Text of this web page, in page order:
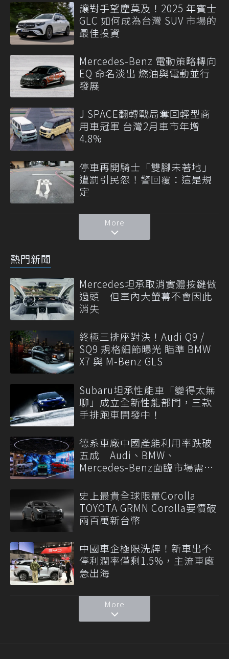
讓對手望塵莫及！2025 年賓士
GLC 如何成為台灣 SUV 市場的
最佳投資
Mercedes-Benz 電動策略轉向
EQ 命名淡出 燃油與電動並行
發展
J SPACE翻轉戰局奪回輕型商
用車冠軍 台灣2月車市年增
4.8%
停車再開騎士「雙腳未著地」
遭罰引民怨！警回覆：這是規
定
More
熱門新聞
Mercedes坦承取消實體按鍵做
過頭 但車內大螢幕不會因此
消失
終極三排座對決！Audi Q9 /
SQ9 規格細節曝光 瞄準 BMW
X7 與 M-Benz GLS
Subaru坦承性能車「變得太無
聊」成立全新性能部門，三款
手排跑車開發中！
德系車廠中國產能利用率跌破
五成 Audi、BMW、
Mercedes-Benz面臨市場需求
史上最貴全球限量Corolla
TOYOTA GRMN Corolla要價破
兩百萬新台幣
中國車企極限洗牌！新車出不
停利潤率僅剩1.5%，主流車廠
急出海
More